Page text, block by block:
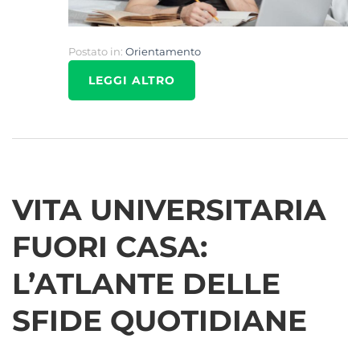
Postato in: Orientamento
LEGGI ALTRO
VITA UNIVERSITARIA
FUORI CASA:
L’ATLANTE DELLE
SFIDE QUOTIDIANE